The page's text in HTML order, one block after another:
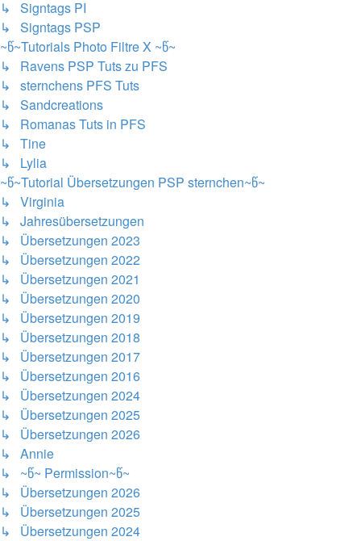
↳ Signtags PI
↳ Signtags PSP
~წ~Tutorials Photo Filtre X ~წ~
↳ Ravens PSP Tuts zu PFS
↳ sternchens PFS Tuts
↳ Sandcreations
↳ Romanas Tuts in PFS
↳ Tine
↳ Lylia
~წ~Tutorial Übersetzungen PSP sternchen~წ~
↳ Virginia
↳ Jahresübersetzungen
↳ Übersetzungen 2023
↳ Übersetzungen 2022
↳ Übersetzungen 2021
↳ Übersetzungen 2020
↳ Übersetzungen 2019
↳ Übersetzungen 2018
↳ Übersetzungen 2017
↳ Übersetzungen 2016
↳ Übersetzungen 2024
↳ Übersetzungen 2025
↳ Übersetzungen 2026
↳ Annie
↳ ~წ~ Permission~წ~
↳ Übersetzungen 2026
↳ Übersetzungen 2025
↳ Übersetzungen 2024